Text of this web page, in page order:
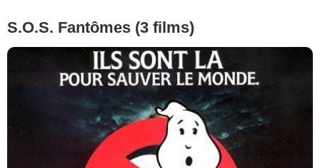
S.O.S. Fantômes (3 films)